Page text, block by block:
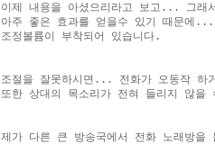
이제 내용을 아셨으리라고 보고... 그래
아주 좋은 효과를 얻을수 있기 때문에
조정볼륨이 부착되어 있습니다.
조절을 잘못하시면... 전화가 오동작
또한 상대의 목소리가 전혀 들리지 않을
제가 다른 큰 방송국에서 전화 노래방